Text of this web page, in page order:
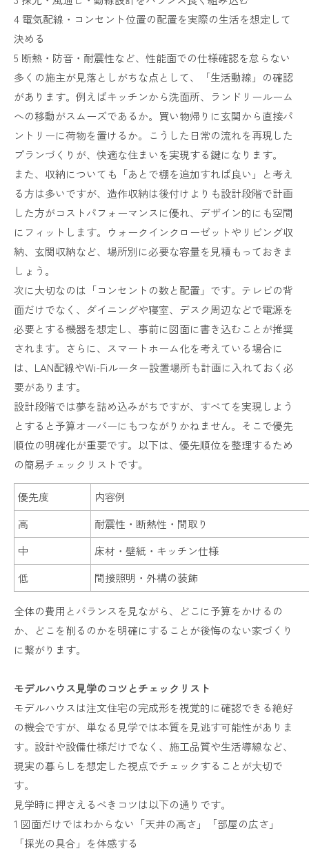
4 電気配線・コンセント位置の配置を実際の生活を想定して
決める
5 断熱・防音・耐震性など、性能面での仕様確認を怠らない
多くの施主が見落としがちな点として、「生活動線」の確認
があります。例えばキッチンから洗面所、ランドリールーム
への移動がスムーズであるか。買い物帰りに玄関から直接パ
ントリーに荷物を置けるか。こうした日常の流れを再現した
プランづくりが、快適な住まいを実現する鍵になります。
また、収納についても「あとで棚を追加すれば良い」と考え
る方は多いですが、造作収納は後付けよりも設計段階で計画
した方がコストパフォーマンスに優れ、デザイン的にも空間
にフィットします。ウォークインクローゼットやリビング収
納、玄関収納など、場所別に必要な容量を見積もっておきま
しょう。
次に大切なのは「コンセントの数と配置」です。テレビの背
面だけでなく、ダイニングや寝室、デスク周辺などで電源を
必要とする機器を想定し、事前に図面に書き込むことが推奨
されます。さらに、スマートホーム化を考えている場合に
は、LAN配線やWi-Fiルーター設置場所も計画に入れておく必
要があります。
設計段階では夢を詰め込みがちですが、すべてを実現しよう
とすると予算オーバーにもつながりかねません。そこで優先
順位の明確化が重要です。以下は、優先順位を整理するため
の簡易チェックリストです。
優先度
内容例
高
耐震性・断熱性・間取り
中
床材・壁紙・キッチン仕様
低
間接照明・外構の装飾
全体の費用とバランスを見ながら、どこに予算をかけるの
か、どこを削るのかを明確にすることが後悔のない家づくり
に繋がります。
モデルハウス見学のコツとチェックリスト
モデルハウスは注文住宅の完成形を視覚的に確認できる絶好
の機会ですが、単なる見学では本質を見逃す可能性がありま
す。設計や設備仕様だけでなく、施工品質や生活導線など、
現実の暮らしを想定した視点でチェックすることが大切で
す。
見学時に押さえるべきコツは以下の通りです。
1 図面だけではわからない「天井の高さ」「部屋の広さ」
「採光の具合」を体感する